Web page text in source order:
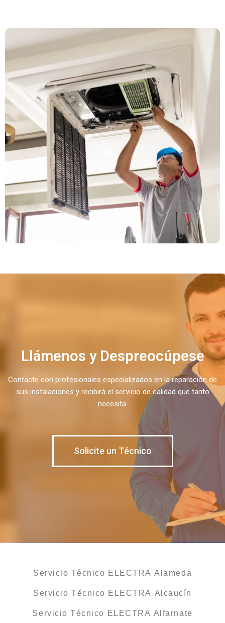
Llámenos y Despreocúpese
Contacte con profesionales especializados en la reparación de
sus instalaciones y recibirá el servicio de calidad que tanto
necesita.
Solicite un Técnico
Servicio Técnico ELECTRA Alameda
Servicio Técnico ELECTRA Alcaucín
Servicio Técnico ELECTRA Alfarnate